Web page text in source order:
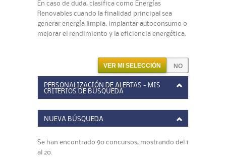
En caso de duda, clasifica como Energías
Renovables cuando la finalidad principal sea
generar energía limpia, implantar autoconsumo o
mejorar el rendimiento y la eficiencia energética.
VER MI SELECCIÓN
PERSONALIZACIÓN DE ALERTAS - MIS
CRITERIOS DE BÚSQUEDA
NUEVA BÚSQUEDA
Se han encontrado 90 concursos, mostrando del 1
al 20.